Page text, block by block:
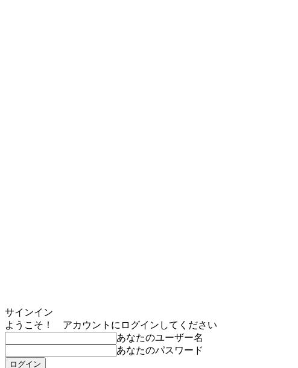
サインイン
ようこそ！ アカウントにログインしてください
あなたのユーザー名
あなたのパスワード